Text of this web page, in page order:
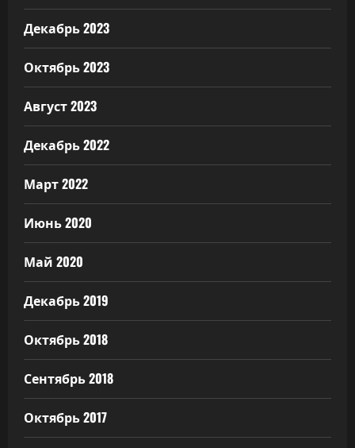
Декабрь 2023
Октябрь 2023
Август 2023
Декабрь 2022
Март 2022
Июнь 2020
Май 2020
Декабрь 2019
Октябрь 2018
Сентябрь 2018
Октябрь 2017